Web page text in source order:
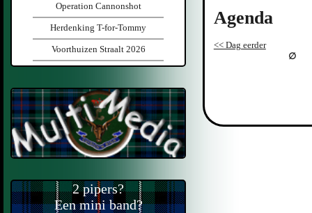
Agenda
<< Dag eerder
Operation Cannonshot
Herdenking T-for-Tommy
Voorthuizen Straalt 2026
2 pipers?
Een mini band?